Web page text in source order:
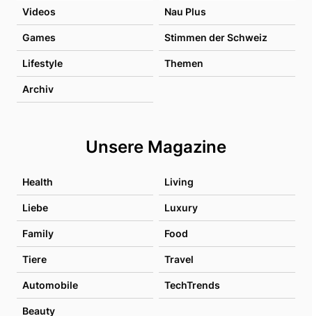
Videos Nau Plus
Games Stimmen der Schweiz
Lifestyle Themen
Archiv
Unsere Magazine
Health Living
Liebe Luxury
Family Food
Tiere Travel
Automobile TechTrends
Beauty